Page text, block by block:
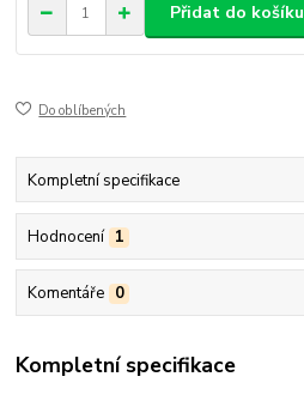
Přidat do košíku
Do oblíbených
Kompletní specifikace
Hodnocení 1
Komentáře 0
Kompletní specifikace